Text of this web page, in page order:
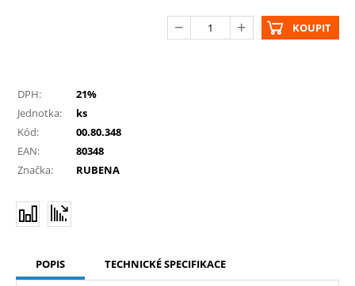
KOUPIT
DPH:
21%
Jednotka:
ks
Kód:
00.80.348
EAN:
80348
Značka:
RUBENA
POPIS TECHNICKÉ SPECIFIKACE